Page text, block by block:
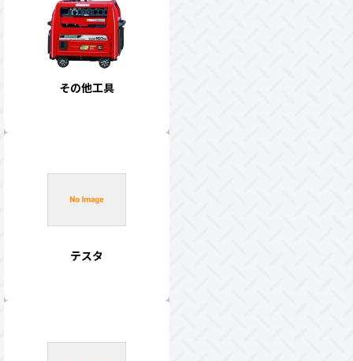
その他工具
テスタ